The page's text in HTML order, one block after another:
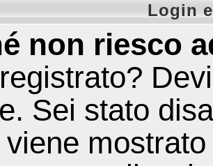
Login
non riesco
Sei stato